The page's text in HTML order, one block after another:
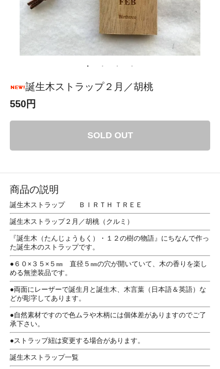
誕生木ストラップ２月／胡桃
550円
SOLD OUT
商品の説明
誕生木ストラップ ＢＩＲＴＨ ＴＲＥＥ
誕生木ストラップ２月／胡桃（クルミ）
『誕生木（たんじょうもく）・１２の樹の物語』にちなんで作っ
た誕生木のストラップです。
●６０×３５×５㎜ 直径５㎜の穴が開いていて、木の香りを楽し
める無塗装品です。
●両面にレーザーで誕生月と誕生木、木言葉（日本語＆英語）な
どが彫字してあります。
●自然素材ですので色ムラや木柄には個体差がありますのでご了
承下さい。
●ストラップ紐は変更する場合があります。
誕生木ストラップ一覧